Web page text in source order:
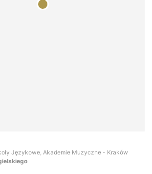
Językowe, Akademie Muzyczne - Kraków